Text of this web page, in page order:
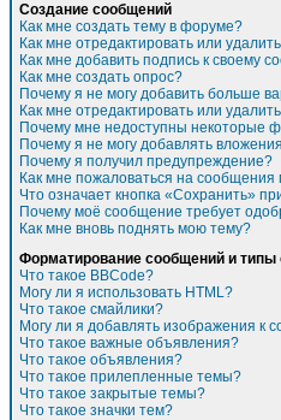
Создание сообщений
Как мне создать тему в форуме?
Как мне отредактировать или
Как мне добавить подпись к своему
Как мне создать опрос?
Почему я не могу добавить больше
Как мне отредактировать или
Почему мне недоступны некоторые
Почему я не могу добавлять
Почему я получил предупреждение?
Как мне пожаловаться на сообщения
Что означает кнопка «Сохранить»
Почему моё сообщение требует
Как мне вновь поднять мою тему?
Форматирование сообщений и
Что такое BBCode?
Могу ли я использовать HTML?
Что такое смайлики?
Могу ли я добавлять изображения к
Что такое важные объявления?
Что такое объявления?
Что такое прилепленные темы?
Что такое закрытые темы?
Что такое значки тем?